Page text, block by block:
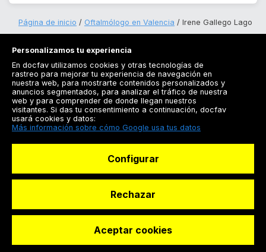
Solicitar reserva
Página de inicio Oftalmólogo en Valencia Irene Gallego Lago
Registrarse
Docfav
© Dashboard Technologies S.L
Personalizamos tu experiencia
En docfav utilizamos cookies y otras tecnologías de
rastreo para mejorar tu experiencia de navegación en
nuestra web, para mostrarte contenidos personalizados y
anuncios segmentados, para analizar el tráfico de nuestra
web y para comprender de donde llegan nuestros
visitantes. Si das tu consentimiento a continuación, docfav
usará cookies y datos:
Más información sobre cómo Google usa tus datos
Configurar
Rechazar
Aceptar cookies